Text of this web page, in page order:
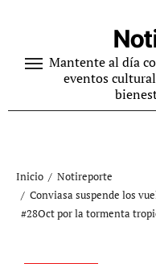
contenidoMantente al día
eventos
Inicio
Notireporte
Conviasa suspende los
#28Oct por la tormenta